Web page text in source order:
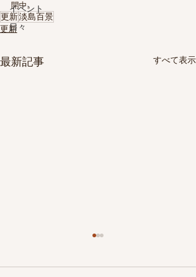
イベント
日々
開中。
更新淡島百景
更新
最新記事 すべて表示
今月も静かに更新しておりま